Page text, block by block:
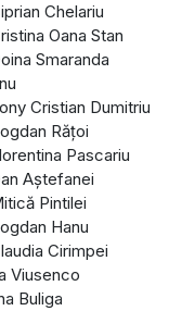
Chelariu
Oana Stan
Smaranda
Cristian Dumitriu
Rățoi
Pascariu
Aștefanei
Pintilei
Hanu
Cirimpei
Viusenco
Buliga